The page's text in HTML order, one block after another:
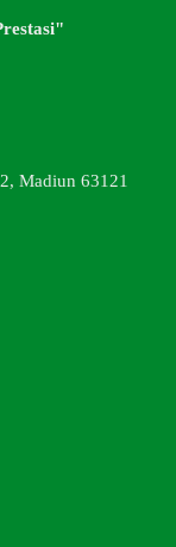
Madiun 63121